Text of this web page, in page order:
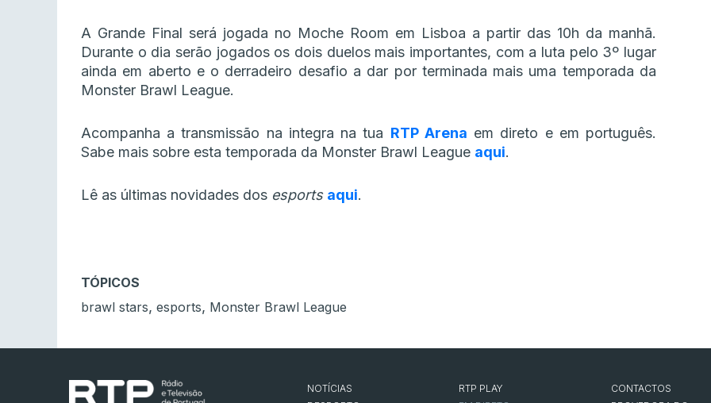
A Grande Final será jogada no Moche Room em Lisboa a partir das 10h da manhã.
Durante o dia serão jogados os dois duelos mais importantes, com a luta pelo 3º lugar
ainda em aberto e o derradeiro desafio a dar por terminada mais uma temporada da
Monster Brawl League.
Acompanha a transmissão na integra na tua RTP Arena em direto e em português.
Sabe mais sobre esta temporada da Monster Brawl League aqui.
Lê as últimas novidades dos esports aqui.
TÓPICOS
brawl stars, esports, Monster Brawl League
NOTÍCIAS
RTP PLAY
CONTACTOS